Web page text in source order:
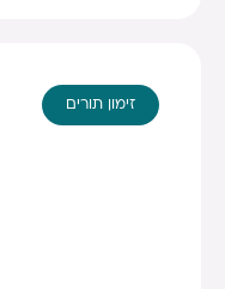
זימון תורים